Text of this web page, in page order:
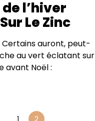
l’hiver
Le Zinc
Certains auront, peut-
au vert éclatant sur
avant Noël :